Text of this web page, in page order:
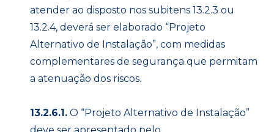
atender ao disposto nos subitens 13.2.3 ou
13.2.4, deverá ser elaborado “Projeto
Alternativo de Instalação”, com medidas
complementares de segurança que permitam
a atenuação dos riscos.
13.2.6.1.O “Projeto Alternativo de Instalação”